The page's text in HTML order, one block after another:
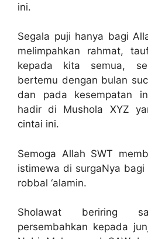
ini.
Segala puji hanya bagi
melimpahkan rahmat,
kepada kita semua,
bertemu dengan bulan
dan pada kesempatan
hadir di Mushola XYZ
cintai ini.
Semoga Allah SWT
istimewa di surgaNya
robbal ‘alamin.
Sholawat beriring
persembahkan kepada